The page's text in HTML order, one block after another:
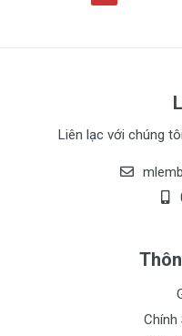
Liên lạc với chúng
Chính